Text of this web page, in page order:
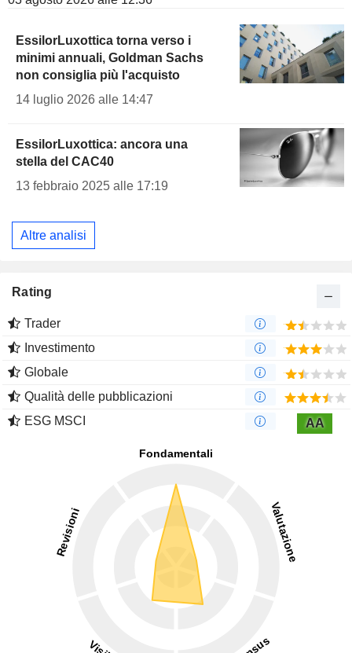
EssilorLuxottica torna verso i
minimi annuali, Goldman Sachs
non consiglia più l'acquisto
14 luglio 2026 alle 14:47
EssilorLuxottica: ancora una
stella del CAC40
13 febbraio 2025 alle 17:19
Altre analisi
Rating
Trader
Investimento
Globale
Qualità delle pubblicazioni
ESG MSCI
AA